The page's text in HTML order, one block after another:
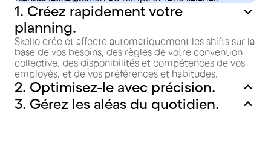
1. Créez rapidement votre
planning.
Skello crée et affecte automatiquement les shifts sur la
base de vos besoins, des règles de votre convention
collective, des disponibilités et compétences de vos
employés, et de vos préférences et habitudes.
2. Optimisez-le avec précision.
3. Gérez les aléas du quotidien.